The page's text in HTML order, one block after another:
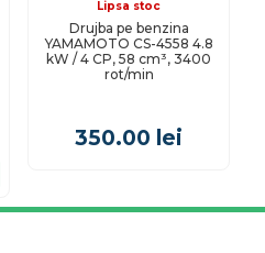
Lipsa stoc
Drujba pe benzina
YAMAMOTO CS-4558 4.8
kW / 4 CP, 58 cm³, 3400
rot/min
350.00 lei